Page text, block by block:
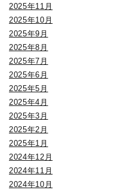
2025年11月
2025年10月
2025年9月
2025年8月
2025年7月
2025年6月
2025年5月
2025年4月
2025年3月
2025年2月
2025年1月
2024年12月
2024年11月
2024年10月